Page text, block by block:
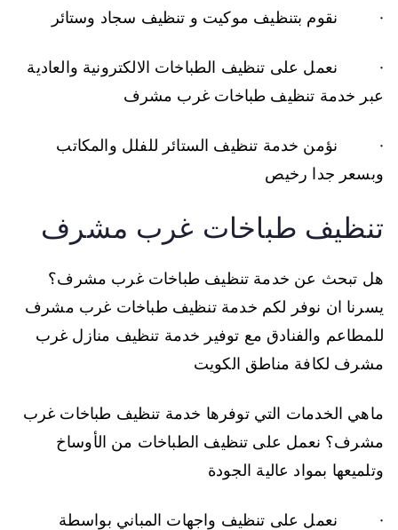
· نقوم بتنظيف موكيت و تنظيف سجاد وستائر
· نعمل على تنظيف الطباخات الالكترونية والعادية
عبر خدمة تنظيف طباخات غرب مشرف
· نؤمن خدمة تنظيف الستائر للفلل والمكاتب
وبسعر جدا رخيص
تنظيف طباخات غرب مشرف
هل تبحث عن خدمة تنظيف طباخات غرب مشرف؟
يسرنا ان نوفر لكم خدمة تنظيف طباخات غرب مشرف
للمطاعم والفنادق مع توفير خدمة تنظيف منازل غرب
مشرف لكافة مناطق الكويت
ماهي الخدمات التي توفرها خدمة تنظيف طباخات غرب
مشرف؟ نعمل على تنظيف الطباخات من الأوساخ
وتلميعها بمواد عالية الجودة
· نعمل على تنظيف واجهات المباني بواسطة